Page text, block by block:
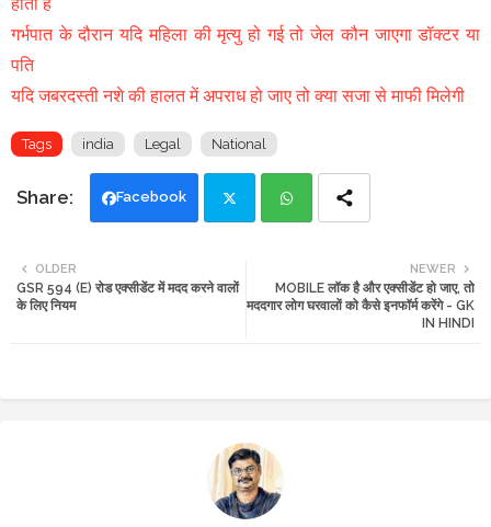
गर्भपात के दौरान यदि महिला की मृत्यु हो गई तो जेल कौन जाएगा डॉक्टर या
पति
यदि जबरदस्ती नशे की हालत में अपराध हो जाए तो क्या सजा से माफी मिलेगी
Tags india Legal National
Facebook
tte ats
NEWER
MOBILE लॉक है और एक्सीडेंट हो जाए, तो
मददगार लोग घरवालों को कैसे इनफॉर्म करेंगे - GK
IN HINDI
OLDER
GSR 594 (E) रोड एक्सीडेंट में मदद करने वालों
के लिए नियम